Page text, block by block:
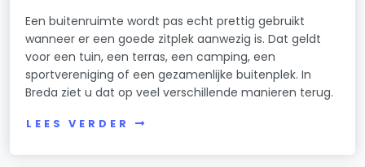
Een buitenruimte wordt pas echt prettig gebruikt
wanneer er een goede zitplek aanwezig is. Dat geldt
voor een tuin, een terras, een camping, een
sportvereniging of een gezamenlijke buitenplek. In
Breda ziet u dat op veel verschillende manieren terug.
LEES VERDER